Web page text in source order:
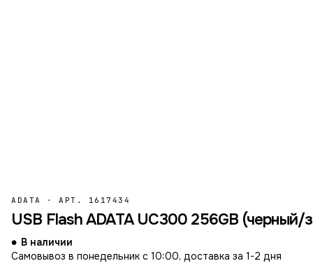
ADATA · АРТ. 1617434
USB Flash ADATA UC300 256GB (черный/
В наличии
Самовывоз в понедельник с 10:00, доставка за 1-2 дня